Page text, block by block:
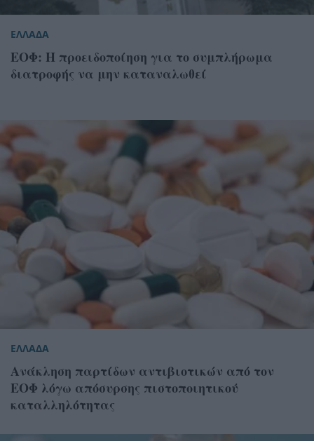
ΕΛΛΑΔΑ
ΕΟΦ: Η προειδοποίηση για το συμπλήρωμα
διατροφής να μην καταναλωθεί
ΕΛΛΑΔΑ
Ανάκληση παρτίδων αντιβιοτικών από τον
ΕΟΦ λόγω απόσυρσης πιστοποιητικού
καταλληλότητας